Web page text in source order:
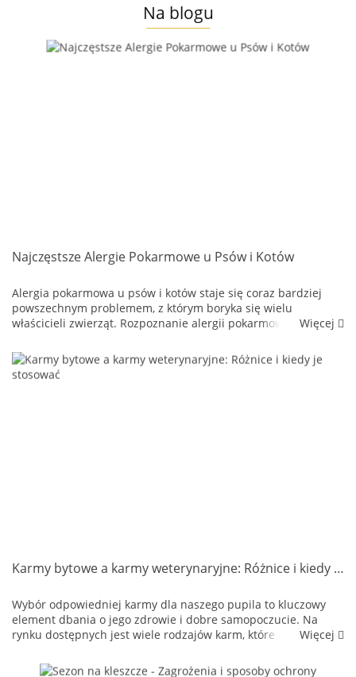
Na blogu
Najczęstsze Alergie Pokarmowe u Psów i Kotów
Alergia pokarmowa u psów i kotów staje się coraz bardziej
powszechnym problemem, z którym boryka się wielu
właścicieli zwierząt. Rozpoznanie alergii pokarmowej jest
artykule ...
Więcej
Karmy bytowe a karmy weterynaryjne: Różnice i kiedy je stosować
Wybór odpowiedniej karmy dla naszego pupila to kluczowy
element dbania o jego zdrowie i dobre samopoczucie. Na
rynku dostępnych jest wiele rodzajów karm, które można
różnic...
Więcej